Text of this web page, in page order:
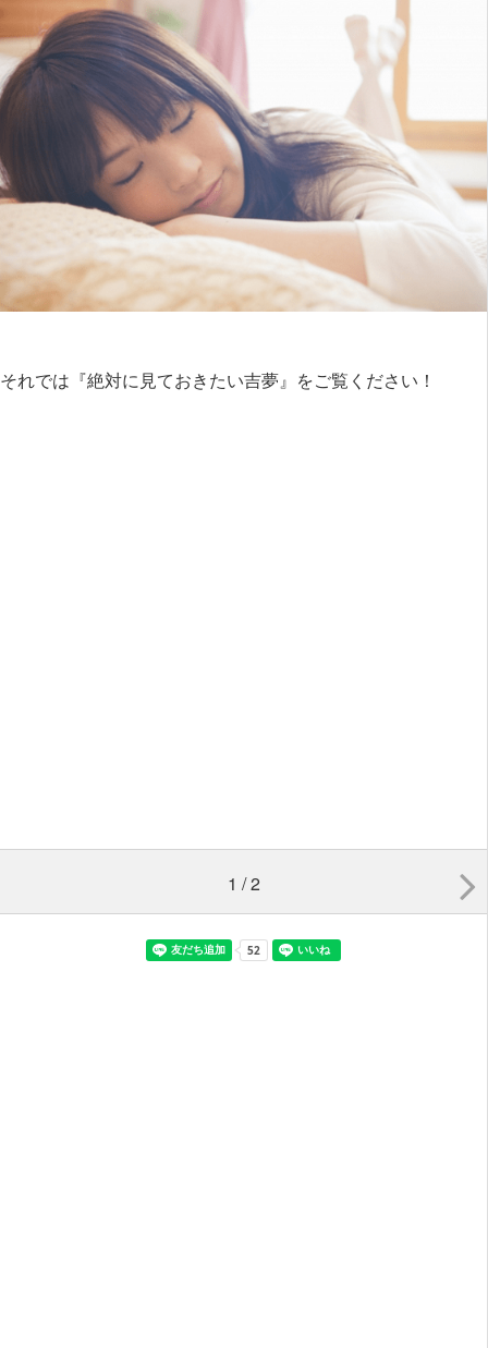
それでは『絶対に見ておきたい吉夢』をご覧ください！
1 / 2